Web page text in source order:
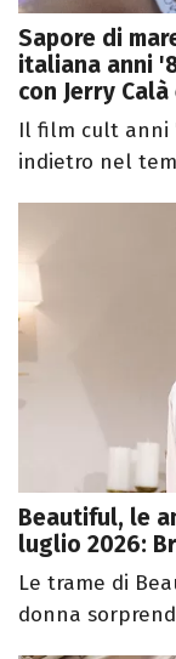
Sapore di
italiana anni
con Jerry
Il film cult anni
indietro nel
Beautiful, le
luglio 2026:
Le trame di
donna